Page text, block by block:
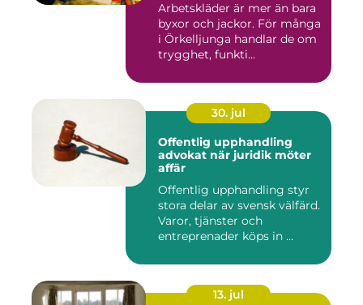
Arbetskläder är mer än bara
byxor och jackor. För många
i Örkelljunga handlar de om
trygghet, funkti...
30. jul
Offentlig upphandling
advokat när juridik möter
affär
Offentlig upphandling styr
stora delar av svensk välfärd.
Varor, tjänster och
entreprenader köps in ...
13. jul